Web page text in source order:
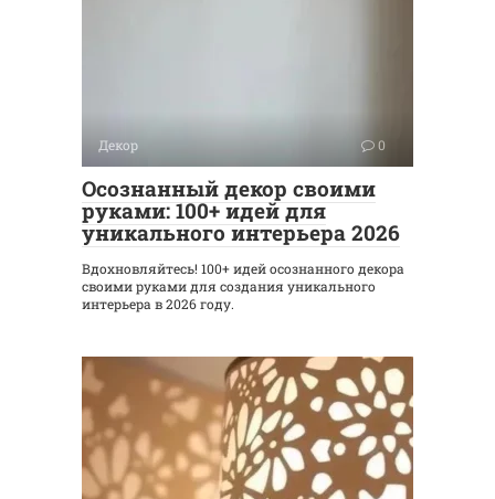
Декор 0
Осознанный декор своими
руками: 100+ идей для
уникального интерьера 2026
Вдохновляйтесь! 100+ идей осознанного декора
своими руками для создания уникального
интерьера в 2026 году.